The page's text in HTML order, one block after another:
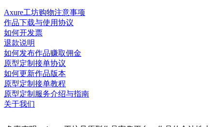
Axure工坊购物注意事项
作品下载与使用协议
如何开发票
退款说明
如何发布作品赚取佣金
原型定制接单协议
如何更新作品版本
原型定制接单教程
原型定制服务介绍与指南
关于我们